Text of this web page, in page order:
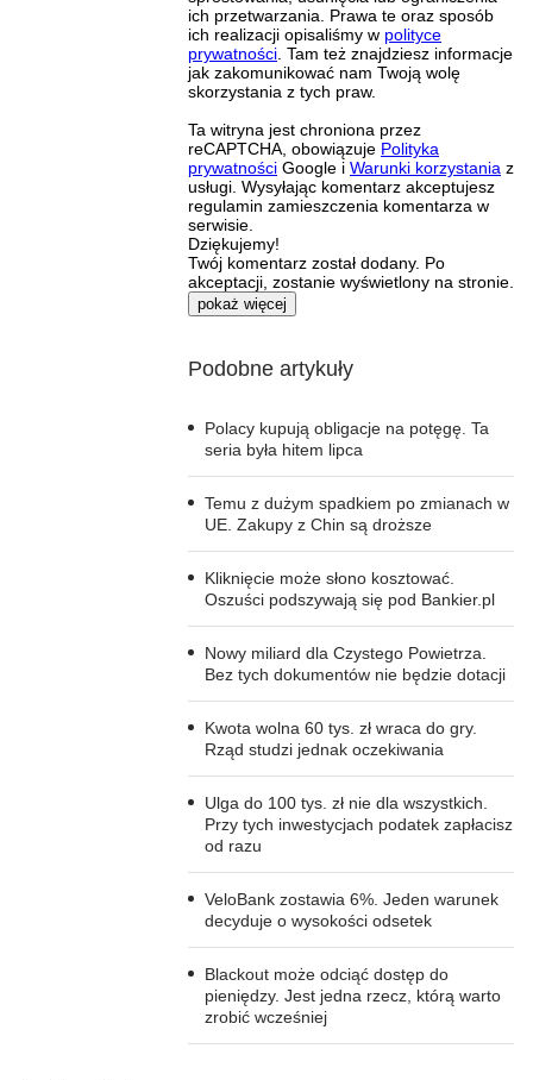
ich przetwarzania. Prawa te oraz sposób
ich realizacji opisaliśmy w polityce
prywatności . Tam też znajdziesz informacje
jak zakomunikować nam Twoją wolę
skorzystania z tych praw.
Ta witryna jest chroniona przez
reCAPTCHA, obowiązuje Polityka
prywatności Google i Warunki korzystania z
usługi. Wysyłając komentarz akceptujesz
regulamin zamieszczenia komentarza w
serwisie.
Dziękujemy!
Twój komentarz został dodany. Po
akceptacji, zostanie wyświetlony na stronie.
pokaż więcej
Podobne artykuły
Polacy kupują obligacje na potęgę. Ta
seria była hitem lipca
Temu z dużym spadkiem po zmianach w
UE. Zakupy z Chin są droższe
Kliknięcie może słono kosztować.
Oszuści podszywają się pod Bankier.pl
Nowy miliard dla Czystego Powietrza.
Bez tych dokumentów nie będzie dotacji
Kwota wolna 60 tys. zł wraca do gry.
Rząd studzi jednak oczekiwania
Ulga do 100 tys. zł nie dla wszystkich.
Przy tych inwestycjach podatek zapłacisz
od razu
VeloBank zostawia 6%. Jeden warunek
decyduje o wysokości odsetek
Blackout może odciąć dostęp do
pieniędzy. Jest jedna rzecz, którą warto
zrobić wcześniej